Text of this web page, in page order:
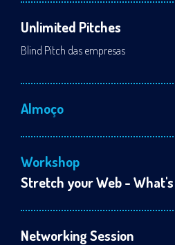
Unlimited Pitches
Blind Pitch das empresas
Almoço
Workshop
Stretch your Web -
Networking Session